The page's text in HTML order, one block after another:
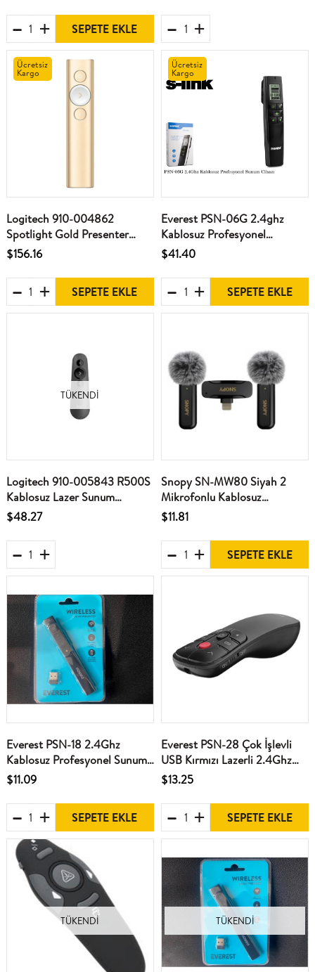
SEPETE EKLE
Logitech 910-004862
Spotlight Gold Presenter
Sunum Kumandası
$156.16
SEPETE EKLE
Ücretsiz
Kargo
Everest PSN-06G 2.4ghz
Kablosuz Profesyonel
Presenter
$41.40
SEPETE EKLE
Ücretsiz
Kargo
TÜKENDI
Logitech 910-005843 R500S
Kablosuz Lazer Sunum
Kumandası Presenter
$48.27
Snopy SN-MW80 Siyah 2
Mikrofonlu Kablosuz
Lightning Yaka Mikrofonu
$11.81
SEPETE EKLE
Everest PSN-18 2.4Ghz
Kablosuz Profesyonel Sunum
Cihazı
$11.09
SEPETE EKLE
Everest PSN-28 Çok İşlevli
USB Kırmızı Lazerli 2.4Ghz
Kablosuz Type C Profesyonel
$13.25
SEPETE EKLE
TÜKENDI TÜKENDI